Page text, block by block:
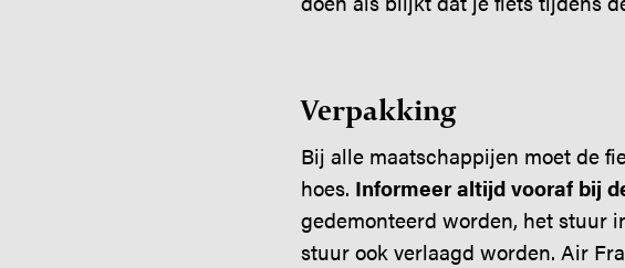
Verpakking
Bij alle maatschappijen moet de
hoes. Informeer altijd vooraf bij
gedemonteerd worden, het stuur
stuur ook verlaagd worden. Air